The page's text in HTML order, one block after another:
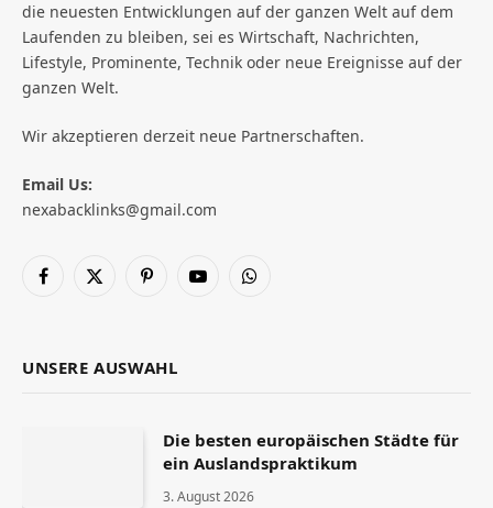
die neuesten Entwicklungen auf der ganzen Welt auf dem
Laufenden zu bleiben, sei es Wirtschaft, Nachrichten,
Lifestyle, Prominente, Technik oder neue Ereignisse auf der
ganzen Welt.
Wir akzeptieren derzeit neue Partnerschaften.
Email Us:
nexabacklinks@gmail.com
Facebook
X
PinterestYouTubeWhatsApp
UNSERE AUSWAHL
Die besten europäischen Städte für
ein Auslandspraktikum
3. August 2026